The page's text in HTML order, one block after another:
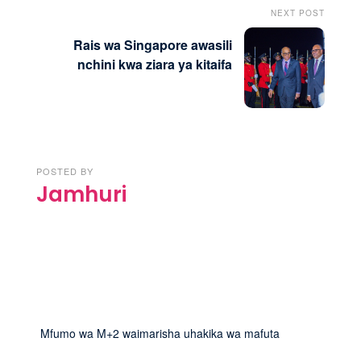
NEXT POST
Rais wa Singapore awasili
nchini kwa ziara ya kitaifa
POSTED BY
Jamhuri
Mfumo wa M+2 waimarisha uhakika wa mafuta